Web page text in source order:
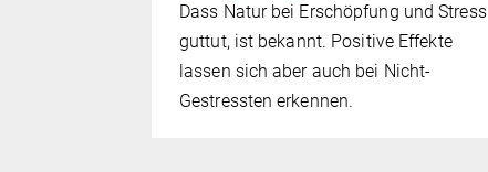
Dass Natur bei Erschöpfung und Stress
guttut, ist bekannt. Positive Effekte
lassen sich aber auch bei Nicht-
Gestressten erkennen.